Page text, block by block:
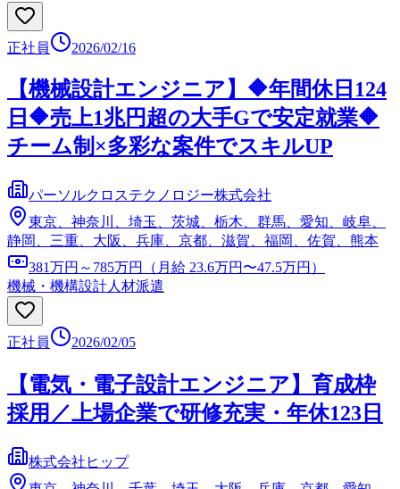
正社員 2026/02/16
【機械設計エンジニア】🔶年間休日124
日🔶売上1兆円超の大手Gで安定就業🔶
チーム制×多彩な案件でスキルUP
パーソルクロステクノロジー株式会社
東京、神奈川、埼玉、茨城、栃木、群馬、愛知、岐阜、
静岡、三重、大阪、兵庫、京都、滋賀、福岡、佐賀、熊本
381万円～785万円（月給 23.6万円〜47.5万円）
機械・機構設計人材派遣
正社員 2026/02/05
【電気・電子設計エンジニア】育成枠
採用／上場企業で研修充実・年休123日
株式会社ヒップ